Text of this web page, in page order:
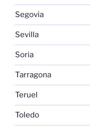
Segovia
Sevilla
Soria
Tarragona
Teruel
Toledo